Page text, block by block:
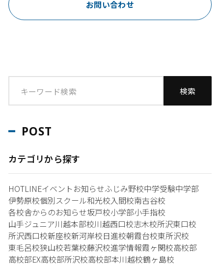
お問い合わせ
POST
カテゴリから探す
HOTLINEイベントお知らせふじみ野校中学受験中学部
伊勢原校個別スクール和光校入間校南古谷校
各校舎からのお知らせ坂戸校小学部小手指校
山手ジュニア川越本部校川越西口校志木校所沢東口校
所沢西口校新座校新河岸校日進校朝霞台校東所沢校
東毛呂校狭山校若葉校藤沢校進学情報霞ヶ関校高校部
高校部EX高校部所沢校高校部本川越校鶴ヶ島校